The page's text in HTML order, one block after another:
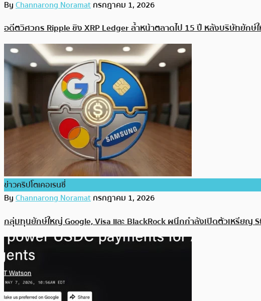
ByChannarong Noramatกรกฎาคม 1, 2026
อดีตวิศวกร Ripple ขิง XRP Ledger ล้ำหน้าตลาดไป 15 ปี หลังบริษัทยักษ์
ข่าวคริปโตเคอเรนซี่
ByChannarong Noramatกรกฎาคม 1, 2026
กลุ่มทุนยักษ์ใหญ่ Google, Visa และ BlackRock ผนึกกำลังเปิดตัวเหรียญ